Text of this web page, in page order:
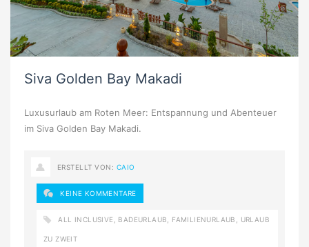
Siva Golden Bay Makadi
Luxusurlaub am Roten Meer: Entspannung und Abenteuer
im Siva Golden Bay Makadi.
ERSTELLT VON: CAIO
KEINE KOMMENTARE
ALL INCLUSIVE BADEURLAUB FAMILIENURLAUB URLAUB
ZU ZWEIT